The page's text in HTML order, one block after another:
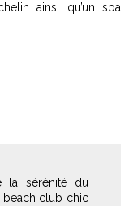
ainsi qu’un spa
la sérénité du
beach club chic